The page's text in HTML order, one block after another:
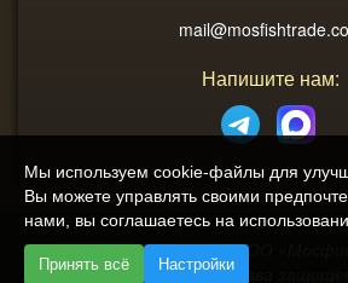
Напишите нам:
2013 - 2026
ООО
© Все права
Мы используем cookie-файлы для
Вы можете управлять своими
нами, вы соглашаетесь на
Принять всё Настройки